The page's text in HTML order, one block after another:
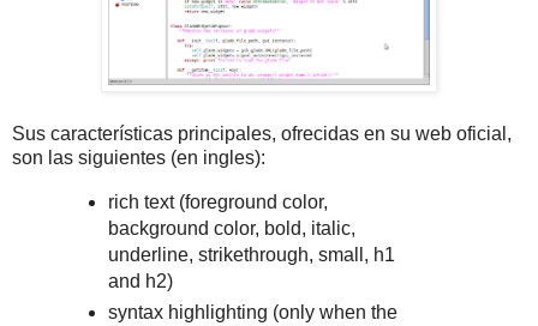
Sus características principales, ofrecidas en su web oficial,
son las siguientes (en ingles):
rich text (foreground color,
background color, bold, italic,
underline, strikethrough, small, h1
and h2)
syntax highlighting (only when the